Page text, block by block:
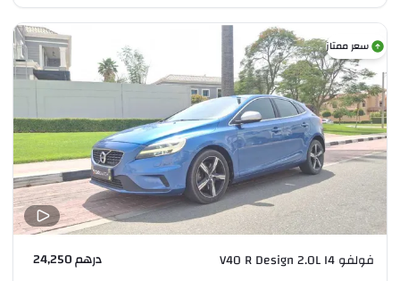
سعر ممتاز
فولفو V40 R Design 2.0L I4 درهم 24,250